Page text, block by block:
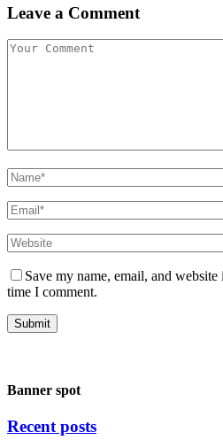
Leave a Comment
Save my name, email, and
time I comment.
Banner spot
Recent posts